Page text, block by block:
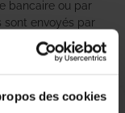
des cookies
bancaire ou par
sont envoyés par